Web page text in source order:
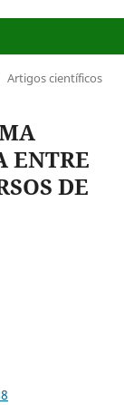
Artigos científicos
ENTRE
DE